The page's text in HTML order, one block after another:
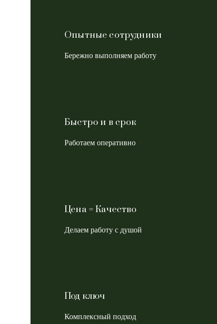
Опытные сотрудники
Бережно выполняем работу
Быстро и в срок
Работаем оперативно
Цена = Качество
Делаем работу с душой
Под ключ
Комплексный подход